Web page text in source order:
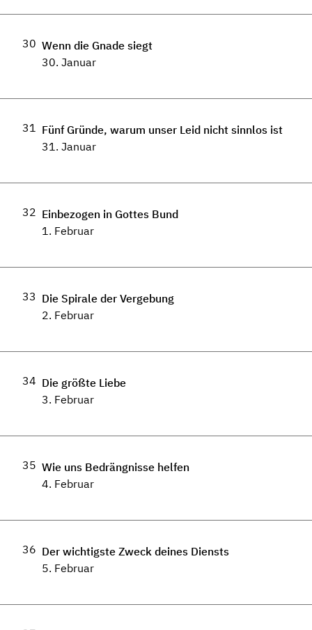
30 Wenn die Gnade siegt
30. Januar
31 Fünf Gründe, warum unser Leid nicht sinnlos ist
31. Januar
32 Einbezogen in Gottes Bund
1. Februar
33 Die Spirale der Vergebung
2. Februar
34 Die größte Liebe
3. Februar
35 Wie uns Bedrängnisse helfen
4. Februar
36 Der wichtigste Zweck deines Diensts
5. Februar